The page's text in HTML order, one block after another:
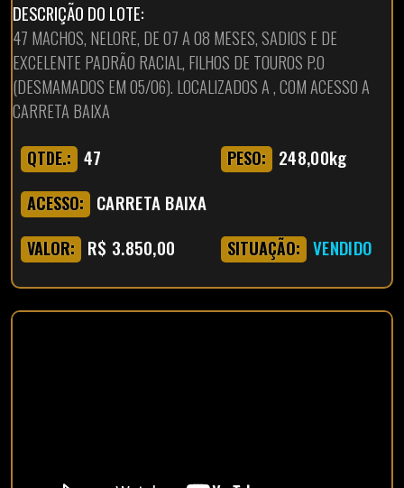
DESCRIÇÃO DO LOTE:
47 MACHOS, NELORE, DE 07 A 08 MESES, SADIOS E DE
EXCELENTE PADRÃO RACIAL, FILHOS DE TOUROS P.O
(DESMAMADOS EM 05/06). LOCALIZADOS A , COM ACESSO A
CARRETA BAIXA
QTDE.: 47 PESO: 248,00kg
ACESSO: CARRETA BAIXA
VALOR: R$ 3.850,00 SITUAÇÃO: VENDIDO